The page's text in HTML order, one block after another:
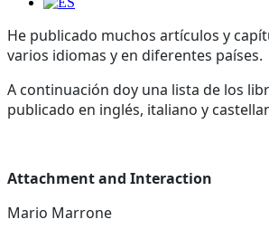
He publicado muchos artículos y
varios idiomas y en diferentes países.
A continuación doy una lista de los
publicado en inglés, italiano y
Attachment and Interaction
Mario Marrone